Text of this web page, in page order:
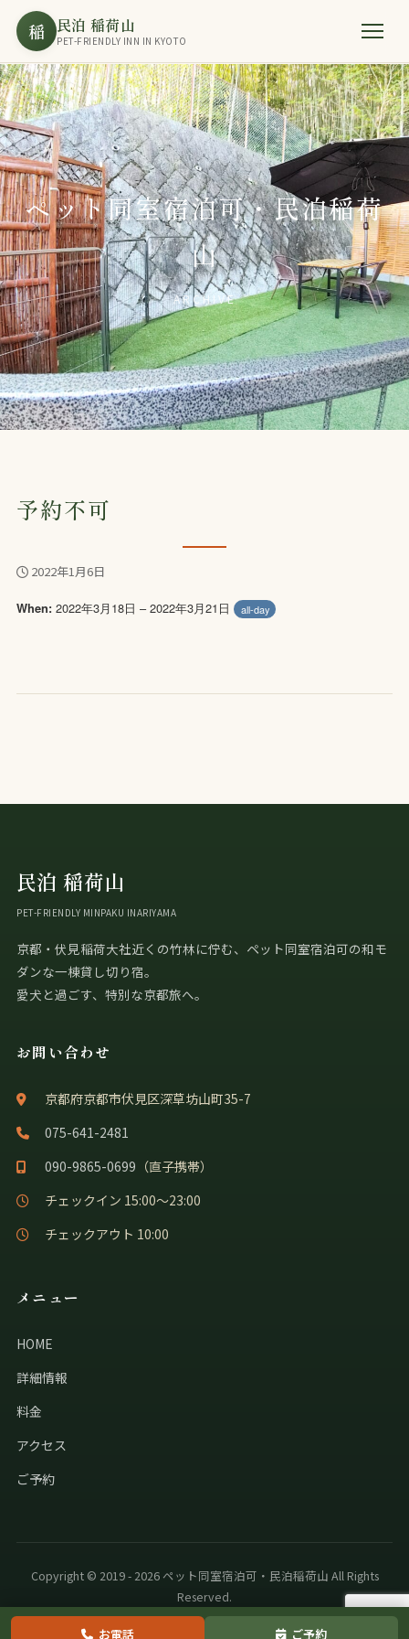
稲 民泊 稲荷山
PET-FRIENDLY INN IN KYOTO
ペット同室宿泊可・民泊稲荷
山
ARCHIVE
予約不可
2022年1月6日
When: 2022年3月18日 – 2022年3月21日 all-day
民泊 稲荷山
PET-FRIENDLY MINPAKU INARIYAMA
京都・伏見稲荷大社近くの竹林に佇む、ペット同室宿泊可の和モ
ダンな一棟貸し切り宿。
愛犬と過ごす、特別な京都旅へ。
お問い合わせ
京都府京都市伏見区深草坊山町35-7
075-641-2481
090-9865-0699 （直子携帯）
チェックイン 15:00〜23:00
チェックアウト 10:00
メニュー
HOME
詳細情報
料金
アクセス
ご予約
Copyright © 2019 - 2026 ペット同室宿泊可・民泊稲荷山 All Rights
Reserved.
お電話 ご予約